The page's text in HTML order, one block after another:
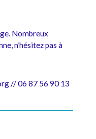
Nombreux
n’hésitez pas à
// 06 87 56 90 13